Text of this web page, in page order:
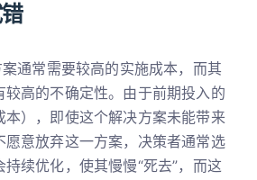
通常需要较高的实施成本，而其
高的不确定性。由于前期投入的
本），即使这个解决方案未能带来
愿意放弃这一方案，决策者通常选
续优化，使其慢慢“死去”，而这